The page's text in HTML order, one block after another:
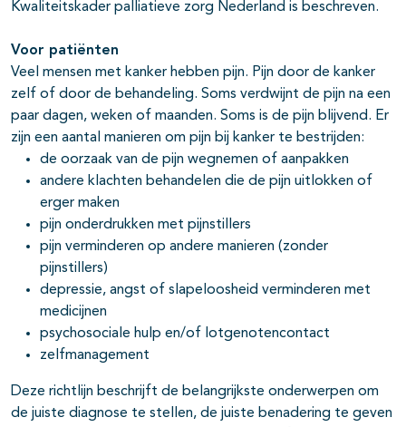
Kwaliteitskader palliatieve zorg Nederland is beschreven.
Voor patiënten
Veel mensen met kanker hebben pijn. Pijn door de kanker
zelf of door de behandeling. Soms verdwijnt de pijn na een
paar dagen, weken of maanden. Soms is de pijn blijvend. Er
zijn een aantal manieren om pijn bij kanker te bestrijden:
de oorzaak van de pijn wegnemen of aanpakken
andere klachten behandelen die de pijn uitlokken of
erger maken
pijn onderdrukken met pijnstillers
pijn verminderen op andere manieren (zonder
pijnstillers)
depressie, angst of slapeloosheid verminderen met
medicijnen
psychosociale hulp en/of lotgenotencontact
zelfmanagement
Deze richtlijn beschrijft de belangrijkste onderwerpen om
de juiste diagnose te stellen, de juiste benadering te geven